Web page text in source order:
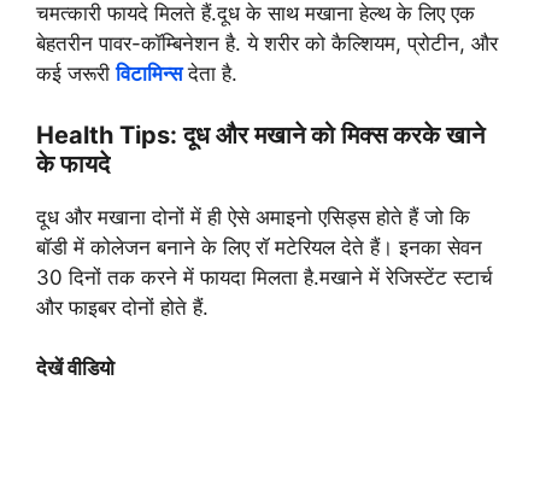
चमत्कारी फायदे मिलते हैं.दूध के साथ मखाना हेल्थ के लिए एक
बेहतरीन पावर-कॉम्बिनेशन है. ये शरीर को कैल्शियम, प्रोटीन, और
कई जरूरीविटामिन्सदेता है.
Health Tips: दूध और मखाने को मिक्स करके खाने
के फायदे
दूध और मखाना दोनों में ही ऐसे अमाइनो एसिड्स होते हैं जो कि
बॉडी में कोलेजन बनाने के लिए रॉ मटेरियल देते हैं। इनका सेवन
30 दिनों तक करने में फायदा मिलता है.मखाने में रेजिस्टेंट स्टार्च
और फाइबर दोनों होते हैं.
देखें वीडियो